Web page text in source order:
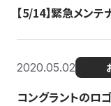
【5/14】緊急メン
2020.05.02
コングラントのロ